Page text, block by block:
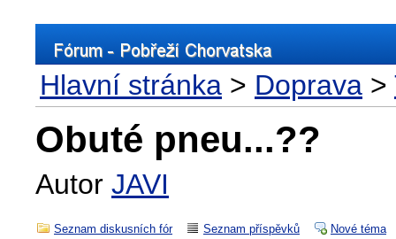
Hlavní stránka > Doprava >
Obuté pneu...??
Autor JAVI
Seznam diskusních fór Seznam příspěvků Nové téma